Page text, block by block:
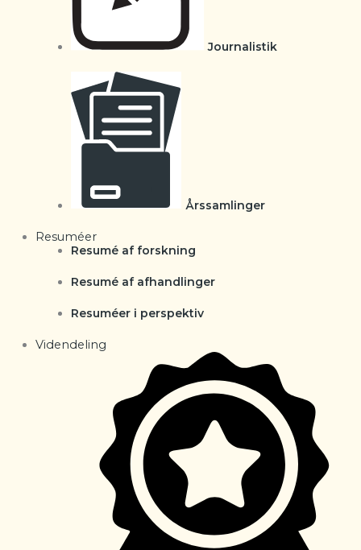
Journalistik
Årssamlinger
Resuméer
Resumé af forskning
Resumé af afhandlinger
Resuméer i perspektiv
Videndeling